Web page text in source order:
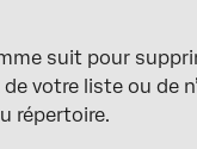
suit pour
votre liste ou de
répertoire.